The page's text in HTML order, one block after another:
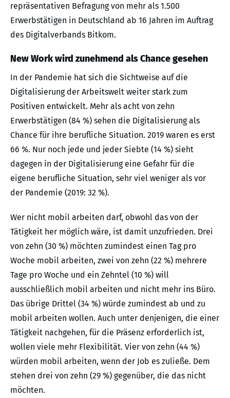
repräsentativen Befragung von mehr als 1.500
Erwerbstätigen in Deutschland ab 16 Jahren im Auftrag
des Digitalverbands Bitkom.
New Work wird zunehmend als Chance gesehen
In der Pandemie hat sich die Sichtweise auf die
Digitalisierung der Arbeitswelt weiter stark zum
Positiven entwickelt. Mehr als acht von zehn
Erwerbstätigen (84 %) sehen die Digitalisierung als
Chance für ihre berufliche Situation. 2019 waren es erst
66 %. Nur noch jede und jeder Siebte (14 %) sieht
dagegen in der Digitalisierung eine Gefahr für die
eigene berufliche Situation, sehr viel weniger als vor
der Pandemie (2019: 32 %).
Wer nicht mobil arbeiten darf, obwohl das von der
Tätigkeit her möglich wäre, ist damit unzufrieden. Drei
von zehn (30 %) möchten zumindest einen Tag pro
Woche mobil arbeiten, zwei von zehn (22 %) mehrere
Tage pro Woche und ein Zehntel (10 %) will
ausschließlich mobil arbeiten und nicht mehr ins Büro.
Das übrige Drittel (34 %) würde zumindest ab und zu
mobil arbeiten wollen. Auch unter denjenigen, die einer
Tätigkeit nachgehen, für die Präsenz erforderlich ist,
wollen viele mehr Flexibilität. Vier von zehn (44 %)
würden mobil arbeiten, wenn der Job es zuließe. Dem
stehen drei von zehn (29 %) gegenüber, die das nicht
möchten.